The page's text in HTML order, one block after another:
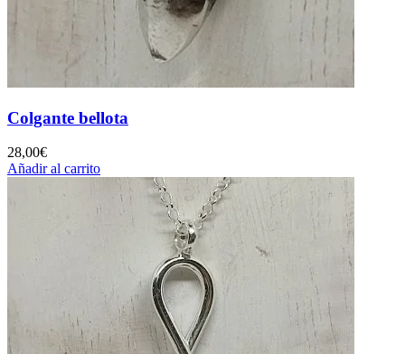
Colgante bellota
28,00€
Añadir al carrito